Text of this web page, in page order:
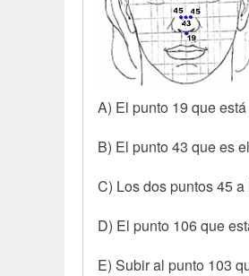
A) El punto 19 que
B) El punto 43 que es
C) Los dos puntos 45
D) El punto 106 que
E) Subir al punto 103